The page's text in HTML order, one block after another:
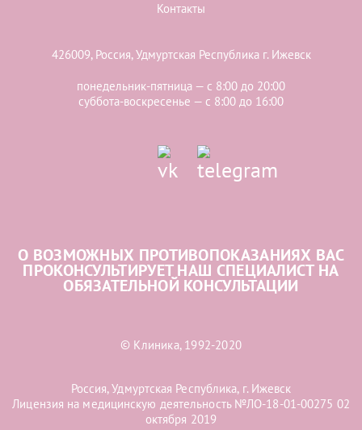
Контакты
426009, Россия, Удмуртская Республика г. Ижевск
понедельник-пятница — с 8:00 до 20:00
суббота-воскресенье — с 8:00 до 16:00
О ВОЗМОЖНЫХ ПРОТИВОПОКАЗАНИЯХ ВАС
ПРОКОНСУЛЬТИРУЕТ НАШ СПЕЦИАЛИСТ НА
ОБЯЗАТЕЛЬНОЙ КОНСУЛЬТАЦИИ
© Клиника, 1992-2020
Россия, Удмуртская Республика, г. Ижевск
Лицензия на медицинскую деятельность №ЛО-18-01-00275 02
октября 2019